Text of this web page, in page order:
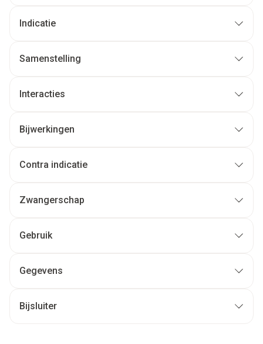
Indicatie
Samenstelling
Interacties
Bijwerkingen
Contra indicatie
Zwangerschap
Gebruik
Gegevens
Bijsluiter